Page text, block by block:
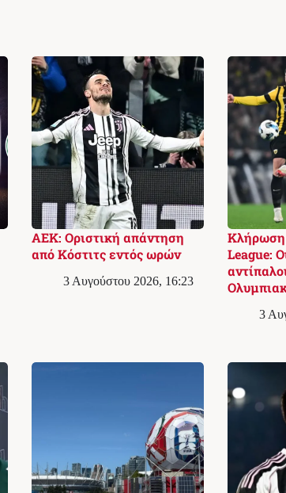
ΑΕΚ: Οριστική απάντηση
από Κόστιτς εντός ωρών
3 Αυγούστου 2026, 16:23
Κλήρωση
League:
3